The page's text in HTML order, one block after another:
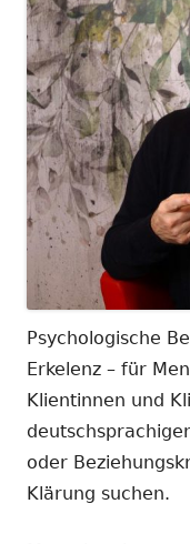
Psychologische
Erkelenz – für
Klientinnen und
oder
Klärung suchen.